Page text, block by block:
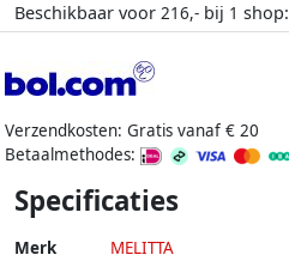
Beschikbaar voor 216,- bij 1 shop:
Verzendkosten: Gratis vanaf € 20
Betaalmethodes:
Specificaties
Merk MELITTA